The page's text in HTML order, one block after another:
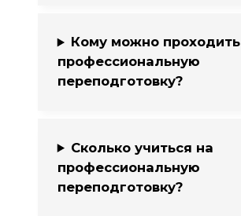
Кому можно проходить
профессиональную
переподготовку?
Сколько учиться на
профессиональную
переподготовку?